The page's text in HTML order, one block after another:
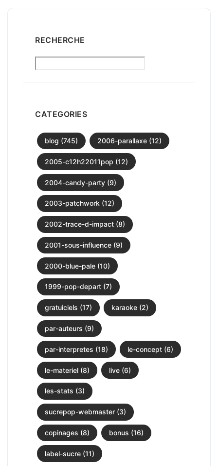
RECHERCHE
CATEGORIES
blog (745) 2006-parallaxe (12)
2005-c12h22011pop (12)
2004-candy-party (9)
2003-patchwork (12)
2002-trace-d-impact (8)
2001-sous-influence (9)
2000-blue-pale (10)
1999-pop-depart (7)
gratuiciels (17) karaoke (2)
par-auteurs (9)
par-interpretes (18) le-concept (6)
le-materiel (8) live (6)
les-stats (3)
sucrepop-webmaster (3)
copinages (8) bonus (16)
label-sucre (11)